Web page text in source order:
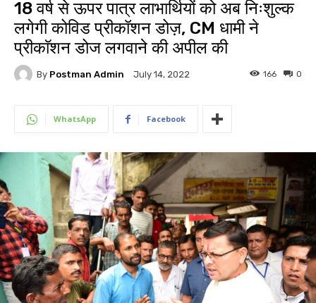
18 वर्ष से ऊपर पात्र लाभार्थियों को अब निःशुल्क
लगेगी कोविड प्रीकॉशन डोज़, CM धामी ने
प्रीकाॅशन डोज लगवाने की अपील की
By Postman Admin July 14, 2022 0
166
WhatsApp Facebook